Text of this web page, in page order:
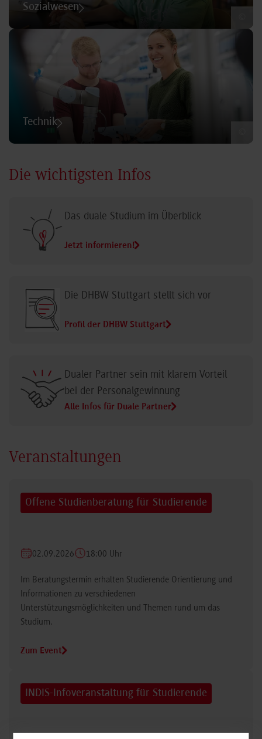
Sozialwesen
Technik
Die wichtigsten Infos
Das duale Studium im Überblick
Jetzt informieren!
Die DHBW Stuttgart stellt sich vor
Profil der DHBW Stuttgart
Dualer Partner sein mit klarem Vorteil
bei der Personalgewinnung
Alle Infos für Duale Partner
Veranstaltungen
Offene Studienberatung für Studierende
02.09.2026 18:00 Uhr
Im Beratungstermin erhalten Studierende Orientierung und
Informationen zu verschiedenen
Unterstützungsmöglichkeiten und Themen rund um das
Studium.
Zum Event
INDIS-Infoveranstaltung für Studierende